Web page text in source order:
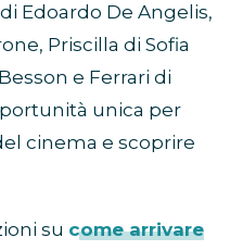
Edoardo De Angelis,
Priscilla di Sofia
e Ferrari di
unica per
cinema e scoprire
su come arrivare